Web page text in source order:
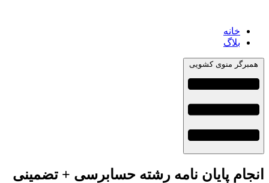
خانه
بلاگ
همبرگر منوی کشویی
انجام پایان نامه رشته حسابرسی + تضمینی